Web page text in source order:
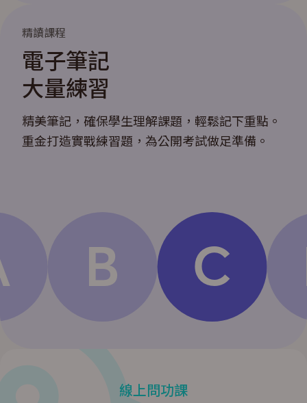
精讀課程
電子筆記
大量練習
精美筆記，確保學生理解課題，輕鬆記下重點。
重金打造實戰練習題，為公開考試做足準備。
B C
線上問功課